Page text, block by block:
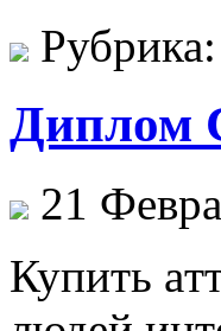
Рубрика:
Диплом
21
Купить